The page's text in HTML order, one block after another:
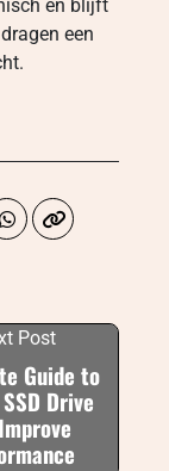
en blijft
een
Post
Guide to
Drive